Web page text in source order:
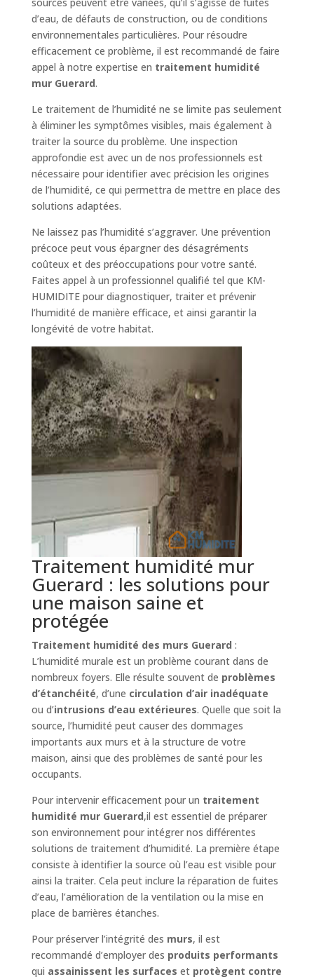
d’eau, de défauts de construction, ou de conditions
environnementales particulières. Pour résoudre
efficacement ce problème, il est recommandé de faire
appel à notre expertise en traitement humidité
mur Guerard.
Le traitement de l’humidité ne se limite pas seulement
à éliminer les symptômes visibles, mais également à
traiter la source du problème. Une inspection
approfondie est avec un de nos professionnels est
nécessaire pour identifier avec précision les origines
de l’humidité, ce qui permettra de mettre en place des
solutions adaptées.
Ne laissez pas l’humidité s’aggraver. Une prévention
précoce peut vous épargner des désagréments
coûteux et des préoccupations pour votre santé.
Faites appel à un professionnel qualifié tel que KM-
HUMIDITE pour diagnostiquer, traiter et prévenir
l’humidité de manière efficace, et ainsi garantir la
longévité de votre habitat.
Traitement humidité mur
Guerard : les solutions pour
une maison saine et
protégée
Traitement humidité des murs Guerard :
L’humidité murale est un problème courant dans de
nombreux foyers. Elle résulte souvent de problèmes
d’étanchéité, d’une circulation d’air inadéquate
ou d’intrusions d’eau extérieures. Quelle que soit la
source, l’humidité peut causer des dommages
importants aux murs et à la structure de votre
maison, ainsi que des problèmes de santé pour les
occupants.
Pour intervenir efficacement pour un traitement
humidité mur Guerard,il est essentiel de préparer
son environnement pour intégrer nos différentes
solutions de traitement d’humidité. La première étape
consiste à identifier la source où l’eau est visible pour
ainsi la traiter. Cela peut inclure la réparation de fuites
d’eau, l’amélioration de la ventilation ou la mise en
place de barrières étanches.
Pour préserver l’intégrité des murs, il est
recommandé d’employer des produits performants
qui assainissent les surfaces et protègent contre